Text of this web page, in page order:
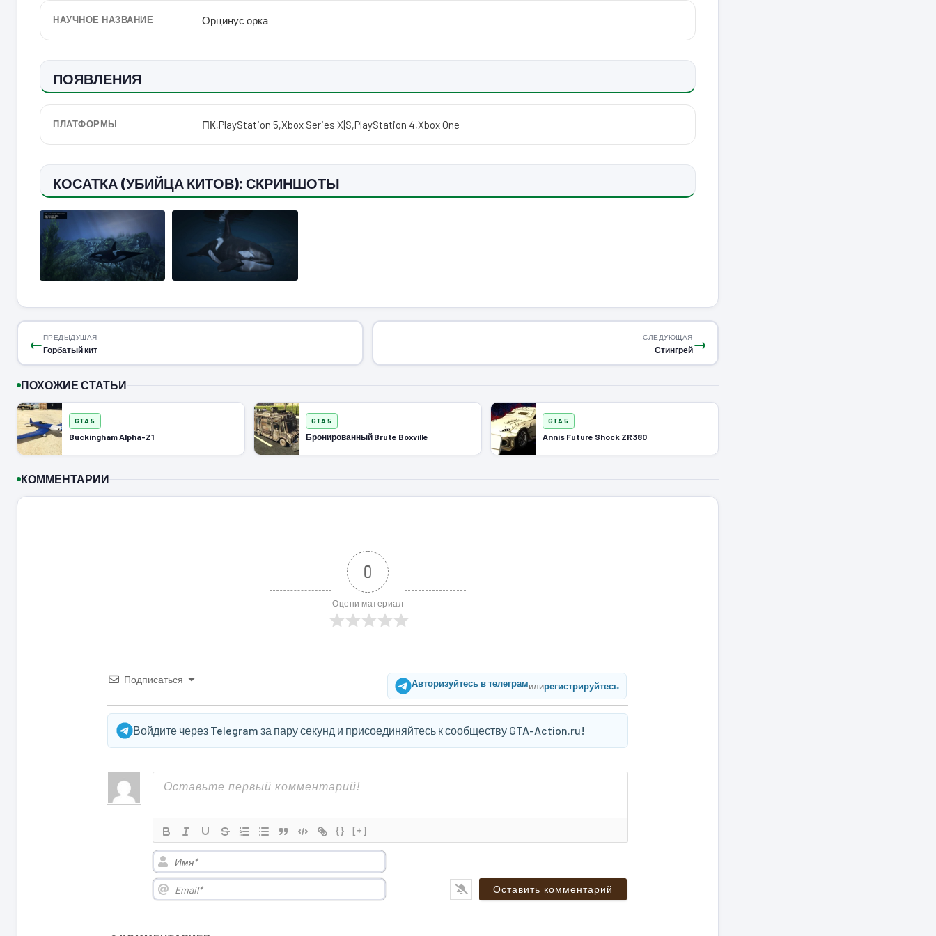
НАУЧНОЕ НАЗВАНИЕ Орцинус орка
ПОЯВЛЕНИЯ
ПЛАТФОРМЫ ПК,PlayStation 5,Xbox Series X|S,PlayStation 4,Xbox One
КОСАТКА (УБИЙЦА КИТОВ): СКРИНШОТЫ
←ПРЕДЫДУЩАЯ
Горбатый кит →
СЛЕДУЮЩАЯ
Стингрей
ПОХОЖИЕ СТАТЬИ
GTA 5
Buckingham Alpha-Z1
GTA 5
Бронированный Brute Boxville
GTA 5
Annis Future Shock ZR380
КОММЕНТАРИИ
0
Оцени материал
Подписаться Авторизуйтесь в телеграмилирегистрируйтесь
Войдите через Telegram за пару секунд и присоединяйтесь к сообществу GTA-Action.ru!
{} [+]
Имя*
Email*